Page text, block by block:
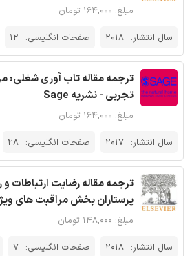
مبلغ: ۱۶۴,۰۰۰ تومان
سال انتشار: 2018 صفحات انگلیسی: 12
ترجمه مقاله تاب آوری شغلی:
تجربی - نشریه Sage
مبلغ: ۱۶۴,۰۰۰ تومان
سال انتشار: 2017 صفحات انگلیسی: 28
ترجمه مقاله رضایت ارتباطات
پرستاران بخش مراقبت های
مبلغ: ۱۴۸,۰۰۰ تومان
سال انتشار: 2018 صفحات انگلیسی: 7